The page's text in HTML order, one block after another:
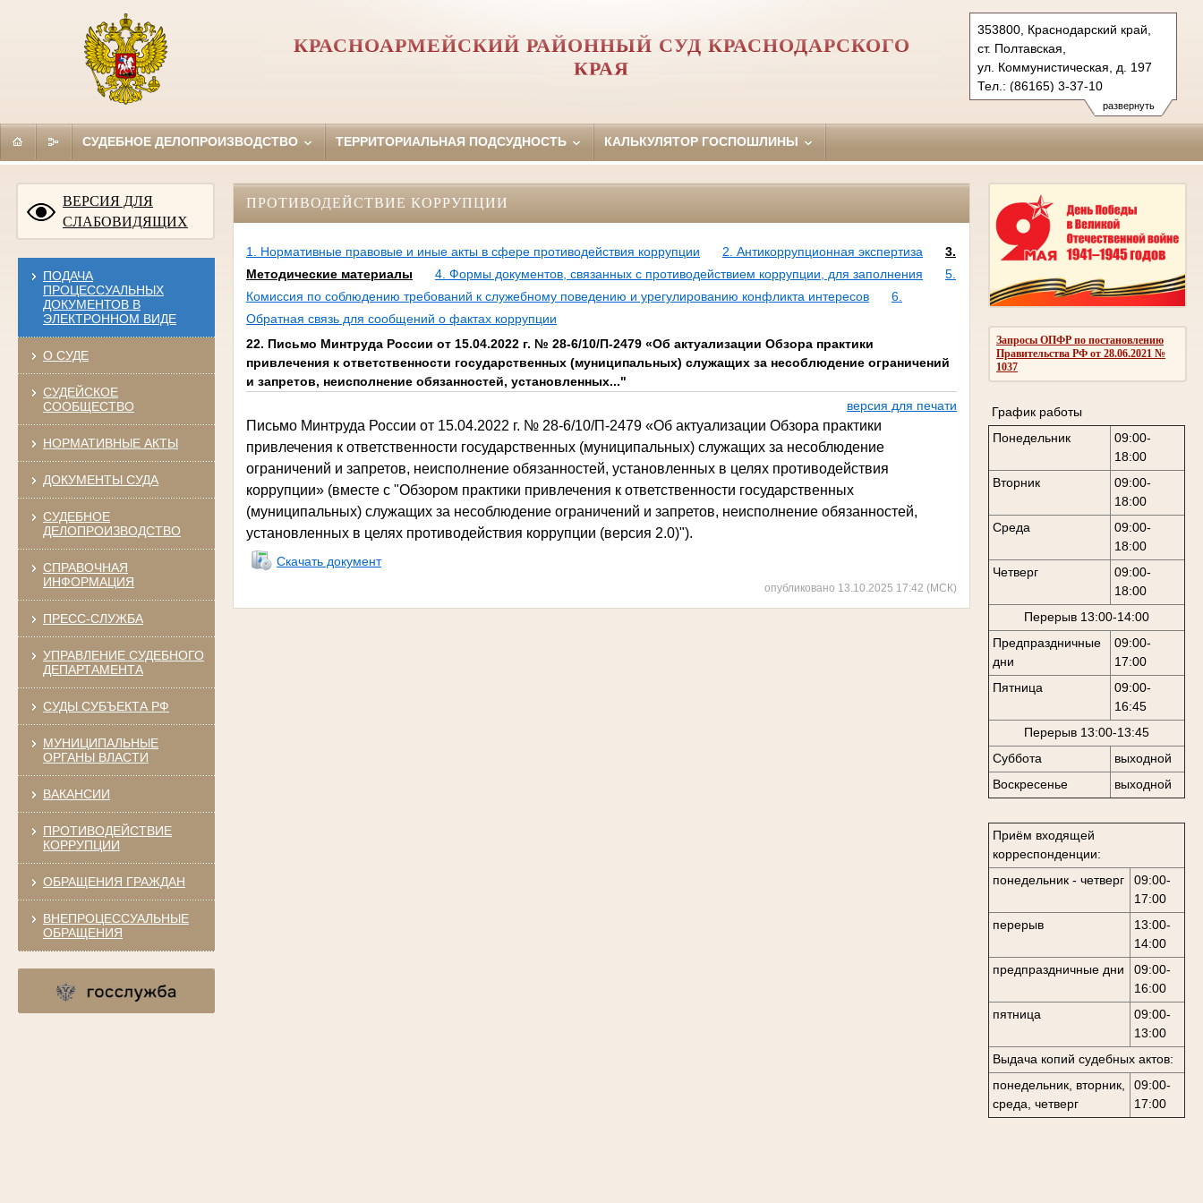
развернуть
353800, Краснодарский край,
ст. Полтавская,
ул. Коммунистическая, д. 197
Тел.: (86165) 3-37-10
krasnoarmeisk.krd@sudrf.ru
КРАСНОАРМЕЙСКИЙ РАЙОННЫЙ СУД КРАСНОДАРСКОГО
КРАЯ
СУДЕБНОЕ ДЕЛОПРОИЗВОДСТВО ТЕРРИТОРИАЛЬНАЯ ПОДСУДНОСТЬ КАЛЬКУЛЯТОР ГОСПОШЛИНЫ
ВЕРСИЯ ДЛЯ
СЛАБОВИДЯЩИХ
ПОДАЧА
ПРОЦЕССУАЛЬНЫХ
ДОКУМЕНТОВ В
ЭЛЕКТРОННОМ ВИДЕ
О СУДЕ
СУДЕЙСКОЕ
СООБЩЕСТВО
НОРМАТИВНЫЕ АКТЫ
ДОКУМЕНТЫ СУДА
СУДЕБНОЕ
ДЕЛОПРОИЗВОДСТВО
СПРАВОЧНАЯ
ИНФОРМАЦИЯ
ПРЕСС-СЛУЖБА
УПРАВЛЕНИЕ СУДЕБНОГО
ДЕПАРТАМЕНТА
СУДЫ СУБЪЕКТА РФ
МУНИЦИПАЛЬНЫЕ
ОРГАНЫ ВЛАСТИ
ВАКАНСИИ
ПРОТИВОДЕЙСТВИЕ
КОРРУПЦИИ
ОБРАЩЕНИЯ ГРАЖДАН
ВНЕПРОЦЕССУАЛЬНЫЕ
ОБРАЩЕНИЯ
Запросы ОПФР по постановлению
Правительства РФ от 28.06.2021 №
1037
График работы
Понедельник
09:00-
18:00
Вторник
09:00-
18:00
Среда
09:00-
18:00
Четверг
09:00-
18:00
Перерыв 13:00-14:00
Предпраздничные
дни
09:00-
17:00
Пятница
09:00-
16:45
Перерыв 13:00-13:45
Суббота
выходной
Воскресенье
выходной
Приём входящей
корреспонденции:
понедельник - четверг
09:00-
17:00
перерыв
13:00-
14:00
предпраздничные дни
09:00-
16:00
пятница
09:00-
13:00
Выдача копий судебных актов:
понедельник, вторник,
среда, четверг
09:00-
17:00
ПРОТИВОДЕЙСТВИЕ КОРРУПЦИИ
1. Нормативные правовые и иные акты в сфере противодействия коррупции 2. Антикоррупционная экспертиза
3.
Методические материалы
4. Формы документов, связанных с противодействием коррупции, для заполнения
5.
Комиссия по соблюдению требований к служебному поведению и урегулированию конфликта интересов
6.
Обратная связь для сообщений о фактах коррупции
22. Письмо Минтруда России от 15.04.2022 г. № 28-6/10/П-2479 «Об актуализации Обзора практики
привлечения к ответственности государственных (муниципальных) служащих за несоблюдение ограничений
и запретов, неисполнение обязанностей, установленных..."
версия для печати
Письмо Минтруда России от 15.04.2022 г. № 28-6/10/П-2479 «Об актуализации Обзора практики
привлечения к ответственности государственных (муниципальных) служащих за несоблюдение
ограничений и запретов, неисполнение обязанностей, установленных в целях противодействия
коррупции» (вместе с "Обзором практики привлечения к ответственности государственных
(муниципальных) служащих за несоблюдение ограничений и запретов, неисполнение обязанностей,
установленных в целях противодействия коррупции (версия 2.0)").
Скачать документ
опубликовано 13.10.2025 17:42 (МСК)